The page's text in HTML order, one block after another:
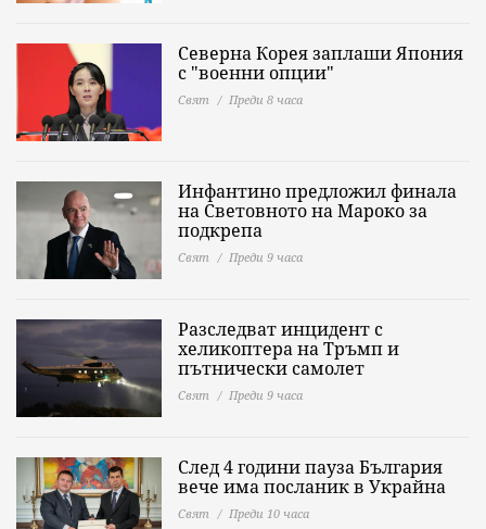
Северна Корея заплаши Япония
с "военни опции"
Свят Преди 8 часа
Инфантино предложил финала
на Световното на Мароко за
подкрепа
Свят Преди 9 часа
Разследват инцидент с
хеликоптера на Тръмп и
пътнически самолет
Свят Преди 9 часа
След 4 години пауза България
вече има посланик в Украйна
Свят Преди 10 часа